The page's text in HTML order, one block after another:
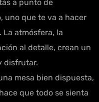
a punto de
uno que te va a hacer
atmósfera, la
al detalle, crean un
disfrutar.
mesa bien dispuesta,
que todo se sienta